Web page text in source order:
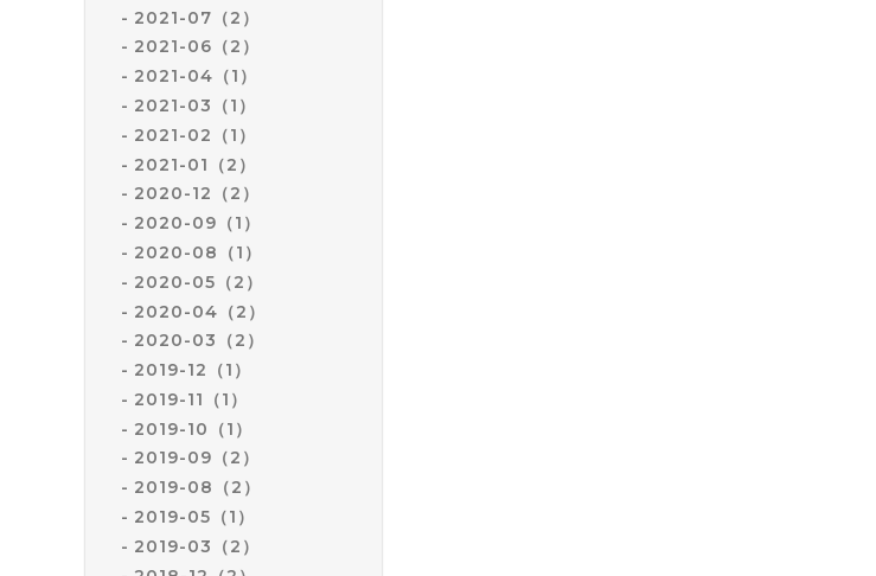
2021-07（2）
2021-06（2）
2021-04（1）
2021-03（1）
2021-02（1）
2021-01（2）
2020-12（2）
2020-09（1）
2020-08（1）
2020-05（2）
2020-04（2）
2020-03（2）
2019-12（1）
2019-11（1）
2019-10（1）
2019-09（2）
2019-08（2）
2019-05（1）
2019-03（2）